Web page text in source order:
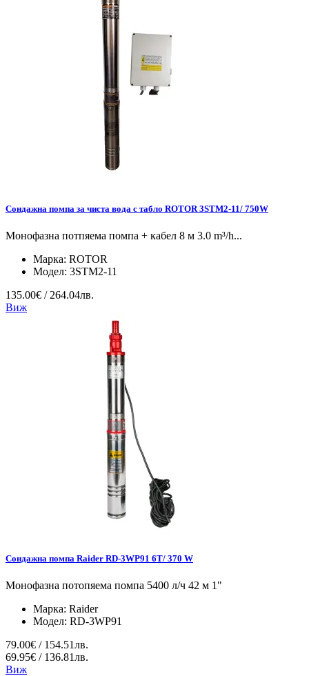
Сондажна помпа за чиста вода с табло ROTOR 3STM2-11/ 750W
Монофазна потпяема помпа + кабел 8 м 3.0 m³/h...
Марка: ROTOR
Модел: 3STM2-11
135.00€ / 264.04лв.
Виж
Сондажна помпа Raider RD-3WP91 6T/ 370 W
Монофазна потопяема помпа 5400 л/ч 42 м 1"
Марка: Raider
Модел: RD-3WP91
79.00€ / 154.51лв.
69.95€ / 136.81лв.
Виж